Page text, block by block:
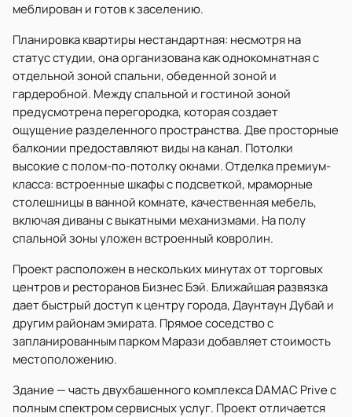
меблирован и готов к заселению.
Планировка квартиры нестандартная: несмотря на
статус студии, она организована как однокомнатная с
отдельной зоной спальни, обеденной зоной и
гардеробной. Между спальной и гостиной зоной
предусмотрена перегородка, которая создает
ощущение разделенного пространства. Две просторные
балконии предоставляют виды на канал. Потолки
высокие с полом-по-потолку окнами. Отделка премиум-
класса: встроенные шкафы с подсветкой, мраморные
столешницы в ванной комнате, качественная мебель,
включая диваны с выкатными механизмами. На полу
спальной зоны уложен встроенный ковролин.
Проект расположен в нескольких минутах от торговых
центров и ресторанов Бизнес Бэй. Ближайшая развязка
дает быстрый доступ к центру города, Даунтаун Дубай и
другим районам эмирата. Прямое соседство с
запланированным парком Марази добавляет стоимость
местоположению.
Здание — часть двухбашенного комплекса DAMAC Prive с
полным спектром сервисных услуг. Проект отличается